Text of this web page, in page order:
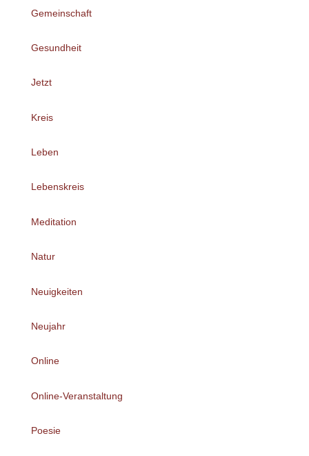
Gemeinschaft
Gesundheit
Jetzt
Kreis
Leben
Lebenskreis
Meditation
Natur
Neuigkeiten
Neujahr
Online
Online-Veranstaltung
Poesie